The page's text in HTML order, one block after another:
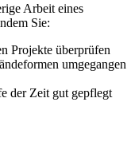
Arbeit eines
Sie:
Projekte überprüfen
umgegangen
der Zeit gut gepflegt